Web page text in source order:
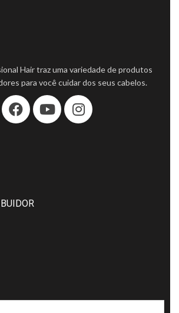
Hair traz uma variedade de produtos
para você cuidar dos seus cabelos.